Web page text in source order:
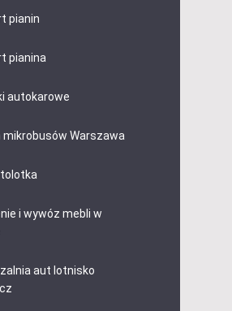
pianin
pianina
autokarowe
mikrobusów Warszawa
i wywóz mebli w
aut lotnisko